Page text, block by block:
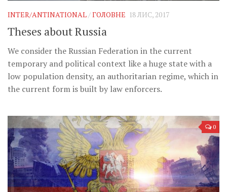
INTER/ANTINATIONAL /ГОЛОВНЕ 18 ЛИС, 2017
Theses about Russia
We consider the Russian Federation in the current
temporary and political context like a huge state with a
low population density, an authoritarian regime, which in
the current form is built by law enforcers.
0